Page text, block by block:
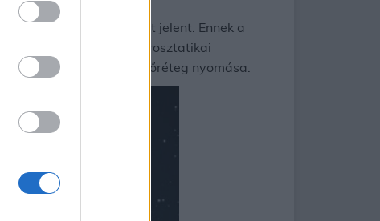
gázmennyiséget jelent. Ennek a
légnyomásnak (aerosztatikai
alján mekkora a levegőréteg nyomása.